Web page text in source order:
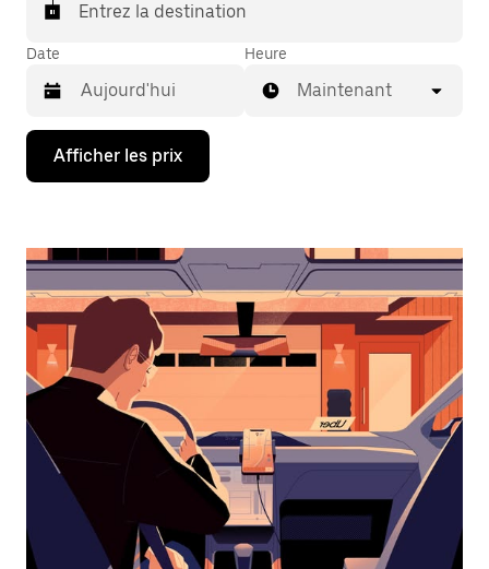
Entrez la destination
Date
Appuyez
la
bas
interagir
avec
calendrier
et
sélectionner
une
date.
Appuyez
d'échappement
pour
Heure
Maintenant
Afficher les prix